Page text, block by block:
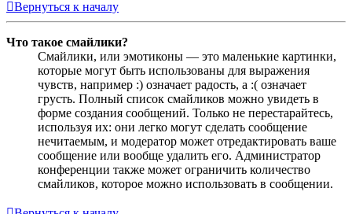
Вернуться к началу
Что такое смайлики?
Смайлики, или эмотиконы — это маленькие картинки,
которые могут быть использованы для выражения
чувств, например :) означает радость, а :( означает
грусть. Полный список смайликов можно увидеть в
форме создания сообщений. Только не перестарайтесь,
используя их: они легко могут сделать сообщение
нечитаемым, и модератор может отредактировать ваше
сообщение или вообще удалить его. Администратор
конференции также может ограничить количество
смайликов, которое можно использовать в сообщении.